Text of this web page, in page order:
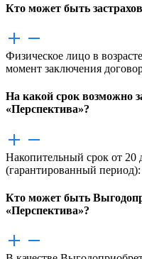
Кто может быть
Физическое лицо в
момент заключения
На какой срок возможно
«Перспектива»?
Накопительный срок от 20
(гарантированный период):
Кто может быть
«Перспектива»?